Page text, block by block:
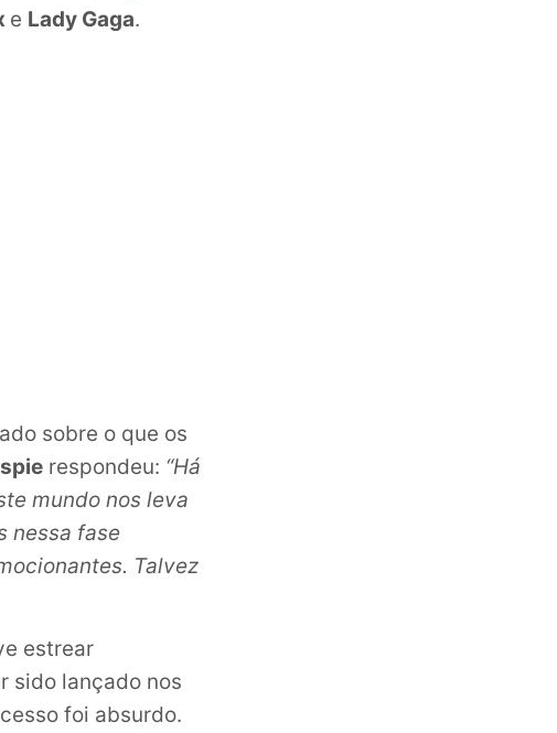
e Lady Gaga.
sobre o que os
respondeu: “Há
mundo nos leva
nessa fase
Talvez
estrear
sido lançado nos
foi absurdo.